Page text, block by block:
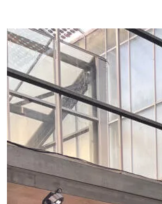
Photo
Booth
EXPO
Europe
2025